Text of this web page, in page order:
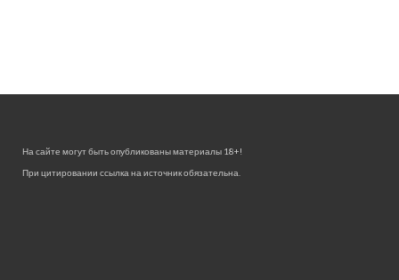
На сайте могут быть опубликованы материалы 18+!
При цитировании ссылка на источник обязательна.